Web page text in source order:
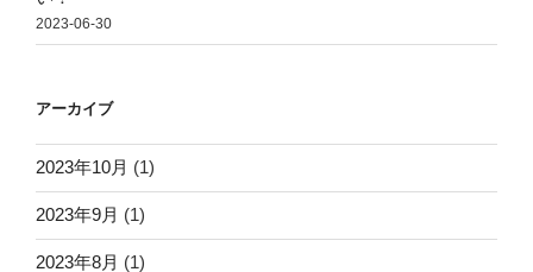
2023-06-30
アーカイブ
2023年10月 (1)
2023年9月 (1)
2023年8月 (1)